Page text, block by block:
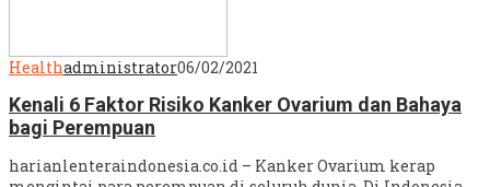
Healthadministrator06/02/2021
Kenali 6 Faktor Risiko Kanker Ovarium dan Bahaya
bagi Perempuan
harianlenteraindonesia.co.id – Kanker Ovarium kerap